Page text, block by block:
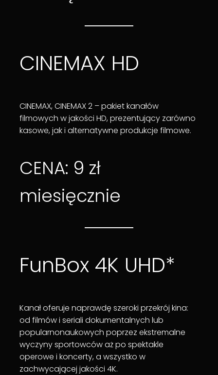
CINEMAX HD
CINEMAX, CINEMAX 2 – pakiet kanałów
filmowych w jakości HD, prezentujący zarówno
kasowe, jak i alternatywne produkcje filmowe.
CENA: 9 zł
miesięcznie
FunBox 4K UHD*
Kanał oferuje naprawdę szeroki przekrój kina:
od filmów i seriali dokumentalnych lub
popularnonaukowych poprzez ekstremalne
wyczyny sportowców aż po spektakle
operowe i koncerty, a wszystko w
zachwycającej jakości 4K.